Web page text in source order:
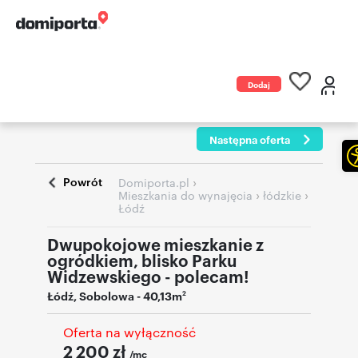
Dodaj
Następna oferta
Powrót Domiporta.pl ›
Mieszkania do wynajęcia › łódzkie ›
Łódź
Dwupokojowe mieszkanie z
ogródkiem, blisko Parku
Widzewskiego - polecam!
Łódź,Sobolowa- 40,13m2
Oferta na wyłączność
2 200 zł /mc